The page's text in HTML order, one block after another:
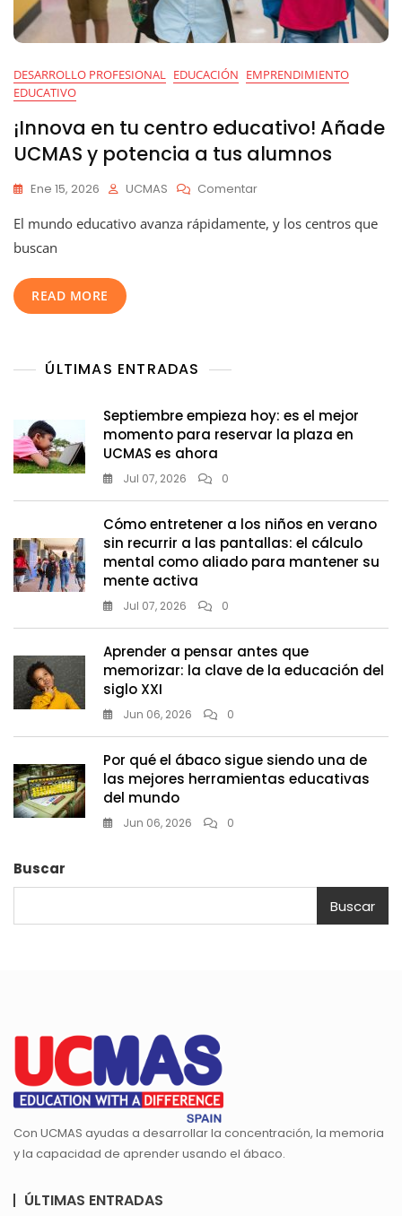
DESARROLLO PROFESIONAL EDUCACIÓN EMPRENDIMIENTO
EDUCATIVO
¡Innova en tu centro educativo! Añade
UCMAS y potencia a tus alumnos
Ene 15, 2026 UCMAS ComentarEn
En
El mundo educativo avanza rápidamente, y los centros que
buscan
READ MORE
ÚLTIMAS ENTRADAS
Septiembre empieza hoy: es el mejor
momento para reservar la plaza en
UCMAS es ahora
Jul 07, 2026 0
Cómo entretener a los niños en verano
sin recurrir a las pantallas: el cálculo
mental como aliado para mantener su
mente activa
Jul 07, 2026 0
Aprender a pensar antes que
memorizar: la clave de la educación del
siglo XXI
Jun 06, 2026 0
Por qué el ábaco sigue siendo una de
las mejores herramientas educativas
del mundo
Jun 06, 2026 0
Buscar
Buscar
Con UCMAS ayudas a desarrollar la concentración, la memoria
y la capacidad de aprender usando el ábaco.
ÚLTIMAS ENTRADAS